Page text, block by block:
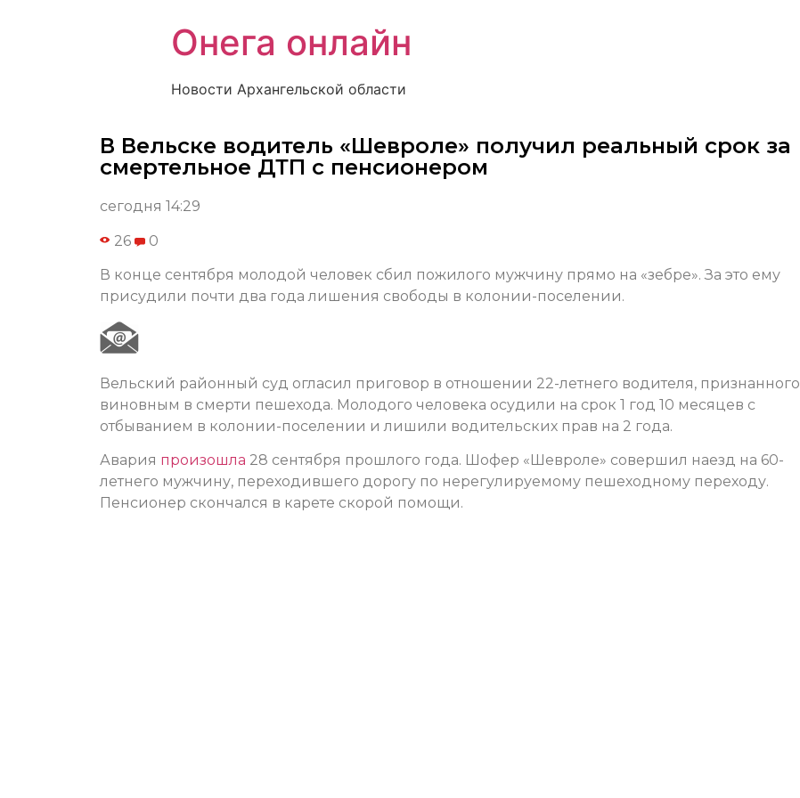
Онега онлайн
Новости Архангельской области
В Вельске водитель «Шевроле» получил реальный срок за
смертельное ДТП с пенсионером
сегодня 14:29
26 0
В конце сентября молодой человек сбил пожилого мужчину прямо на «зебре». За это ему
присудили почти два года лишения свободы в колонии-поселении.
Вельский районный суд огласил приговор в отношении 22-летнего водителя, признанного
виновным в смерти пешехода. Молодого человека осудили на срок 1 год 10 месяцев с
отбыванием в колонии-поселении и лишили водительских прав на 2 года.
Авария произошла 28 сентября прошлого года. Шофер «Шевроле» совершил наезд на 60-
летнего мужчину, переходившего дорогу по нерегулируемому пешеходному переходу.
Пенсионер скончался в карете скорой помощи.